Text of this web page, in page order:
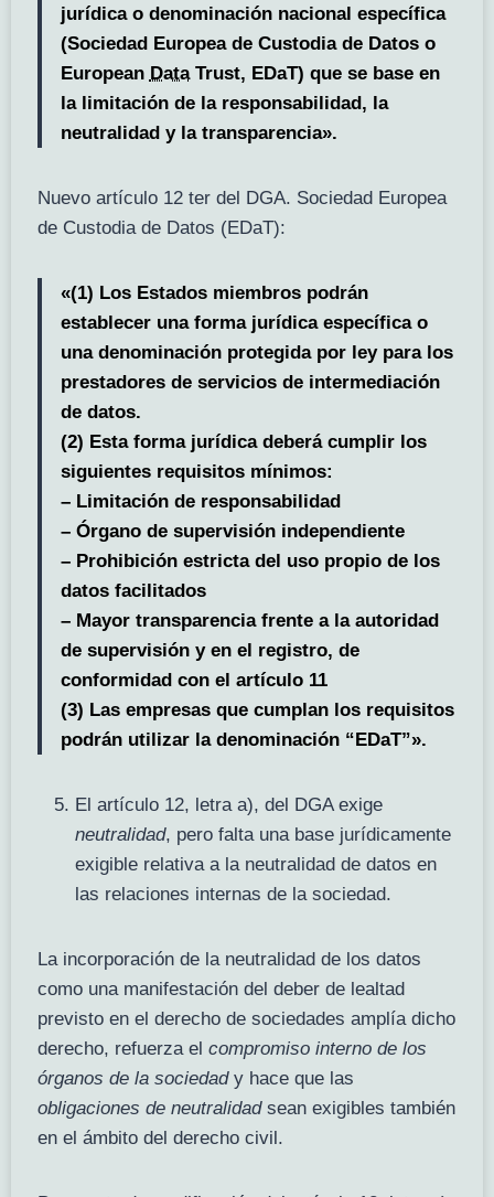
jurídica o denominación nacional específica
(Sociedad Europea de Custodia de Datos o
European DataTrust, EDaT) que se base en
la limitación de la responsabilidad, la
neutralidad y la transparencia».
Nuevo artículo 12 ter del DGA. Sociedad Europea
de Custodia de Datos (EDaT):
«(1) Los Estados miembros podrán
establecer una forma jurídica específica o
una denominación protegida por ley para los
prestadores de servicios de intermediación
de datos.
(2) Esta forma jurídica deberá cumplir los
siguientes requisitos mínimos:
– Limitación de responsabilidad
– Órgano de supervisión independiente
– Prohibición estricta del uso propio de los
datos facilitados
– Mayor transparencia frente a la autoridad
de supervisión y en el registro, de
conformidad con el artículo 11
(3) Las empresas que cumplan los requisitos
podrán utilizar la denominación “EDaT”».
El artículo 12, letra a), del DGA exige
neutralidad, pero falta una base jurídicamente
exigible relativa a la neutralidad de datos en
las relaciones internas de la sociedad.
La incorporación de la neutralidad de los datos
como una manifestación del deber de lealtad
previsto en el derecho de sociedades amplía dicho
derecho, refuerza el compromiso interno de los
órganos de la sociedady hace que las
obligaciones de neutralidadsean exigibles también
en el ámbito del derecho civil.